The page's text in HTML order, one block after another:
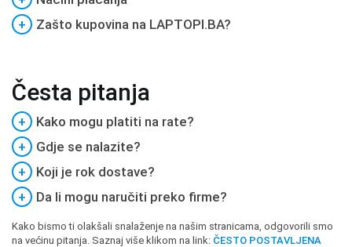
+
Zašto kupovina na LAPTOPI.BA?
Česta pitanja
+
Kako mogu platiti na rate?
+
Gdje se nalazite?
+
Koji je rok dostave?
+
Da li mogu naručiti preko firme?
Kako bismo ti olakšali snalaženje na našim stranicama, odgovorili smo
na većinu pitanja. Saznaj više klikom na link: ČESTO POSTAVLJENA